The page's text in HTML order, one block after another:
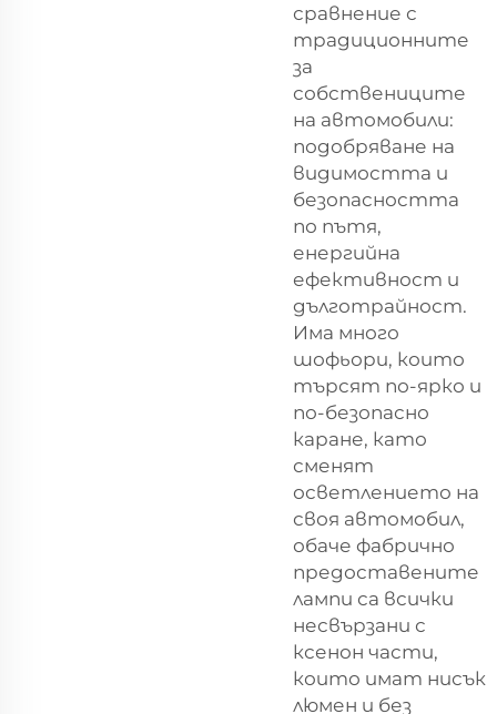
сравнение с
традиционните
за
собствениците
на автомобили:
подобряване на
видимостта и
безопасността
по пътя,
енергийна
ефективност и
дълготрайност.
Има много
шофьори, които
търсят по-ярко и
по-безопасно
каране, като
сменят
осветлението на
своя автомобил,
обаче фабрично
предоставените
лампи са всички
несвързани с
ксенон части,
които имат нисък
люмен и без